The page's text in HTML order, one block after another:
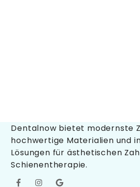
Dentalnow bietet modernste
hochwertige Materialien und
Lösungen für ästhetischen
Schienentherapie.